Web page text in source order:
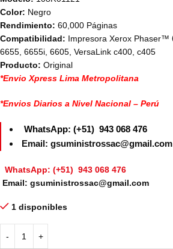
Color: Negro
Rendimiento: 60,000 Páginas
Compatibilidad: Impresora Xerox Phaser™
6655, 6655i, 6605, VersaLink c400, c405
Producto: Original
*Envio Xpress Lima Metropolitana
*Envios Diarios a Nivel Nacional – Perú
WhatsApp: (+51) 943 068 476
Email: gsuministrossac@gmail.com
WhatsApp: (+51) 943 068 476
Email: gsuministrossac@gmail.com
1 disponibles